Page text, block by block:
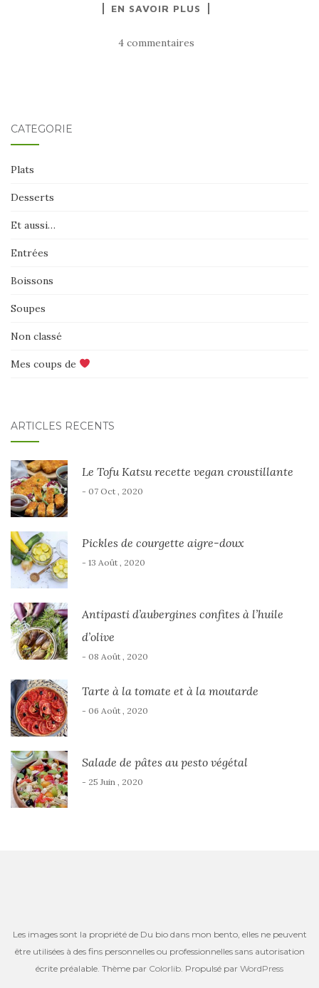
EN SAVOIR PLUS
4 commentaires
CATÉGORIE
Plats
Desserts
Et aussi…
Entrées
Boissons
Soupes
Non classé
Mes coups de
ARTICLES RÉCENTS
Le Tofu Katsu recette vegan croustillante
- 07 Oct , 2020
Pickles de courgette aigre-doux
- 13 Août , 2020
Antipasti d’aubergines confites à l’huile
d’olive
- 08 Août , 2020
Tarte à la tomate et à la moutarde
- 06 Août , 2020
Salade de pâtes au pesto végétal
- 25 Juin , 2020
Les images sont la propriété de Du bio dans mon bento, elles ne peuvent
être utilisées à des fins personnelles ou professionnelles sans autorisation
écrite préalable. Thème par Colorlib . Propulsé par WordPress